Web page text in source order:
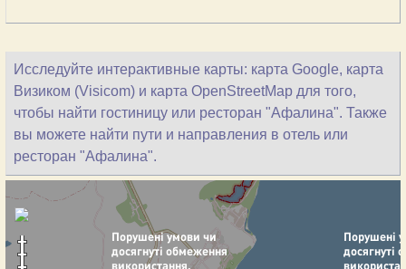
Исследуйте интерактивные карты: карта Google, карта
Визиком (Visicom) и карта OpenStreetMap для того,
чтобы найти гостиницу или ресторан "Афалина". Также
вы можете найти пути и направления в отель или
ресторан "Афалина".